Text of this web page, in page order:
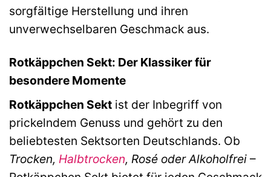
sorgfältige Herstellung und ihren
unverwechselbaren Geschmack aus.
Rotkäppchen Sekt: Der Klassiker für
besondere Momente
Rotkäppchen Sekt ist der Inbegriff von
prickelndem Genuss und gehört zu den
beliebtesten Sektsorten Deutschlands. Ob
Trocken, Halbtrocken, Rosé oder Alkoholfrei –